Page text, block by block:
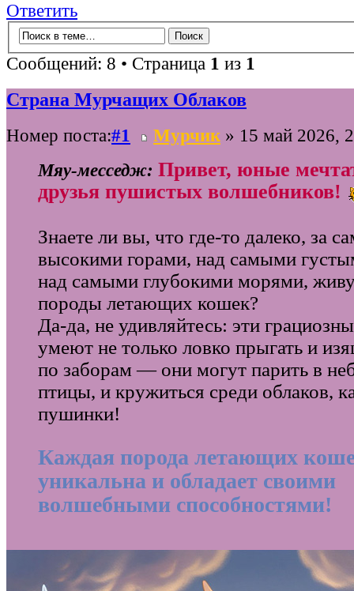
Ответить
Сообщений: 8 • Страница 1 из 1
Страна Мурчащих Облаков
Номер поста:#1 Мурчик» 15 май 2026,
Мяу‑месседж: Привет, юные
друзья пушистых волшебников!
Знаете ли вы, что где‑то далеко, за
высокими горами, над самыми
над самыми глубокими морями,
породы летающих кошек?
Да‑да, не удивляйтесь: эти
умеют не только ловко прыгать и
по заборам — они могут парить в
птицы, и кружиться среди облаков,
пушинки!
Каждая порода летающих
уникальна и обладает своими
волшебными способностями!